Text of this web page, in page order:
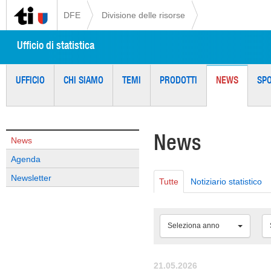
DFE Divisione delle risorse
Ufficio di statistica
UFFICIO CHI SIAMO TEMI PRODOTTI NEWS
News
Agenda
Newsletter
News
Tutte Notiziario statistico
Seleziona anno
21.05.2026